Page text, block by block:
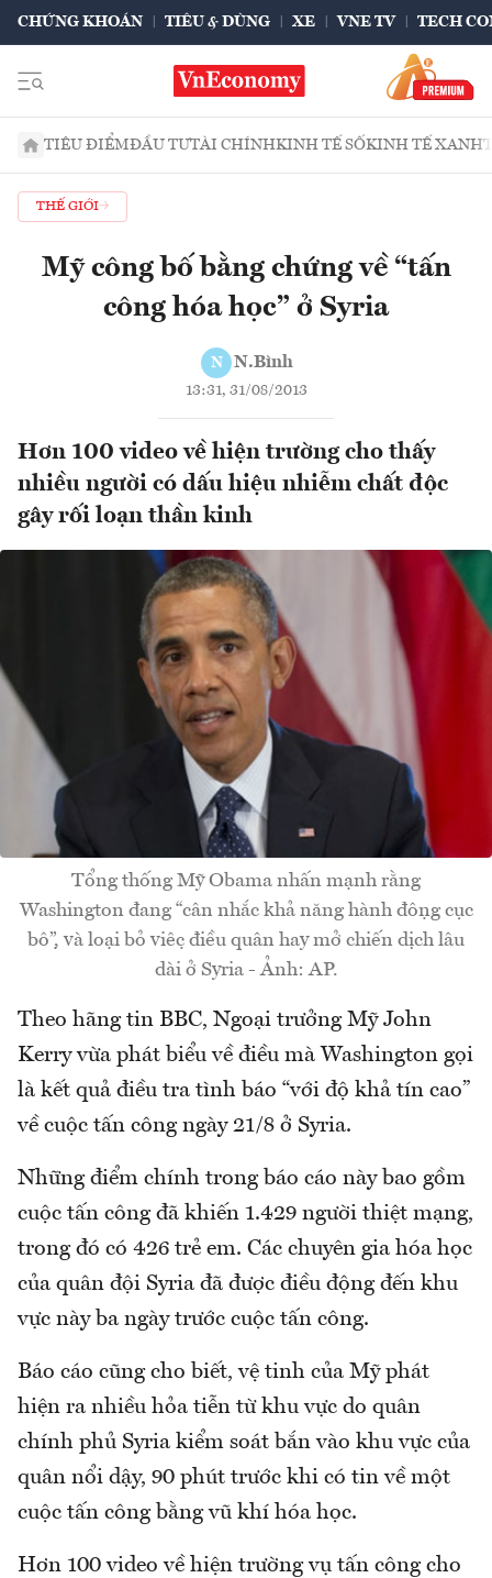
CHỨNG KHOÁN TIÊU & DÙNG XE VNE TV TECH
TIÊU ĐIỂMĐẦU TƯTÀI CHÍNHKINH TẾ SỐKINH TẾ XANH
THẾ GIỚI
Mỹ công bố bằng chứng về “tấn
công hóa học” ở Syria
N N.Bình
13:31, 31/08/2013
Hơn 100 video về hiện trường cho thấy
nhiều người có dấu hiệu nhiễm chất độc
gây rối loạn thần kinh
Tổng thống Mỹ Obama nhấn mạnh rằng
Washington đang “cân nhắc khả năng hành động cục
bộ”, và loại bỏ việc điều quân hay mở chiến dịch lâu
dài ở Syria - Ảnh: AP.
Theo hãng tin BBC, Ngoại trưởng Mỹ John
Kerry vừa phát biểu về điều mà Washington gọi
là kết quả điều tra tình báo “với độ khả tín cao”
về cuộc tấn công ngày 21/8 ở Syria.
Những điểm chính trong báo cáo này bao gồm
cuộc tấn công đã khiến 1.429 người thiệt mạng,
trong đó có 426 trẻ em. Các chuyên gia hóa học
của quân đội Syria đã được điều động đến khu
vực này ba ngày trước cuộc tấn công.
Báo cáo cũng cho biết, vệ tinh của Mỹ phát
hiện ra nhiều hỏa tiễn từ khu vực do quân
chính phủ Syria kiểm soát bắn vào khu vực của
quân nổi dậy, 90 phút trước khi có tin về một
cuộc tấn công bằng vũ khí hóa học.
Hơn 100 video về hiện trường vụ tấn công cho